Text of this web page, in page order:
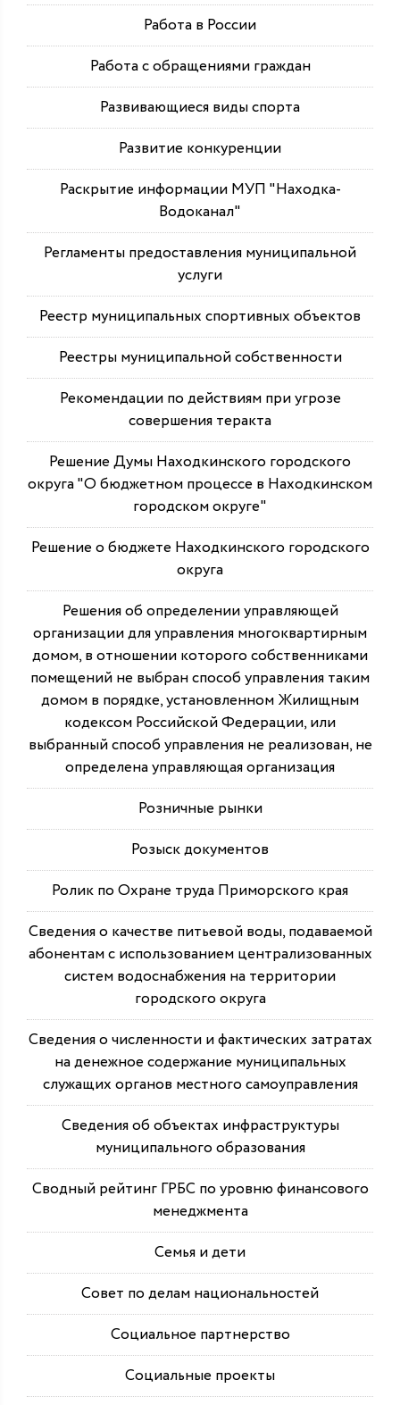
Работа в России
Работа с обращениями граждан
Развивающиеся виды спорта
Развитие конкуренции
Раскрытие информации МУП "Находка-
Водоканал"
Регламенты предоставления муниципальной
услуги
Реестр муниципальных спортивных объектов
Реестры муниципальной собственности
Рекомендации по действиям при угрозе
совершения теракта
Решение Думы Находкинского городского
округа "О бюджетном процессе в Находкинском
городском округе"
Решение о бюджете Находкинского городского
округа
Решения об определении управляющей
организации для управления многоквартирным
домом, в отношении которого собственниками
помещений не выбран способ управления таким
домом в порядке, установленном Жилищным
кодексом Российской Федерации, или
выбранный способ управления не реализован, не
определена управляющая организация
Розничные рынки
Розыск документов
Ролик по Охране труда Приморского края
Сведения о качестве питьевой воды, подаваемой
абонентам с использованием централизованных
систем водоснабжения на территории
городского округа
Сведения о численности и фактических затратах
на денежное содержание муниципальных
служащих органов местного самоуправления
Сведения об объектах инфраструктуры
муниципального образования
Сводный рейтинг ГРБС по уровню финансового
менеджмента
Семья и дети
Совет по делам национальностей
Социальное партнерство
Социальные проекты